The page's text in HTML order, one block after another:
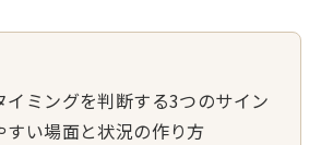
イミングを判断する3つのサイン
すい場面と状況の作り方